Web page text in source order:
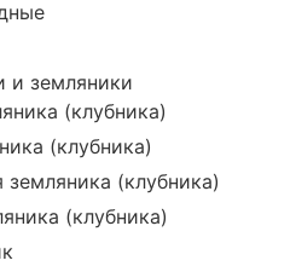
и земляники
(клубника)
(клубника)
земляника (клубника)
(клубника)